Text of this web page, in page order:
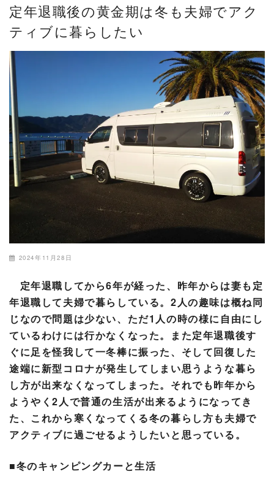
定年退職後の黄金期は冬も夫婦でアク
ティブに暮らしたい
2024年11月28日
定年退職してから6年が経った、昨年からは妻も定
年退職して夫婦で暮らしている。2人の趣味は概ね同
じなので問題は少ない、ただ1人の時の様に自由にし
ているわけには行かなくなった。また定年退職後す
ぐに足を怪我して一冬棒に振った、そして回復した
途端に新型コロナが発生してしまい思うような暮ら
し方が出来なくなってしまった。それでも昨年から
ようやく2人で普通の生活が出来るようになってき
た、これから寒くなってくる冬の暮らし方も夫婦で
アクティブに過ごせるようしたいと思っている。
■冬のキャンピングカーと生活